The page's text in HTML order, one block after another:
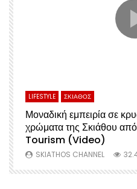
Watch Later
LIFESTYLE ΣΚΙΑΘΟΣ
Μοναδική εμπειρία σε
χρώματα της Σκιάθου
Tourism (Video)
SKIATHOS CHANNEL